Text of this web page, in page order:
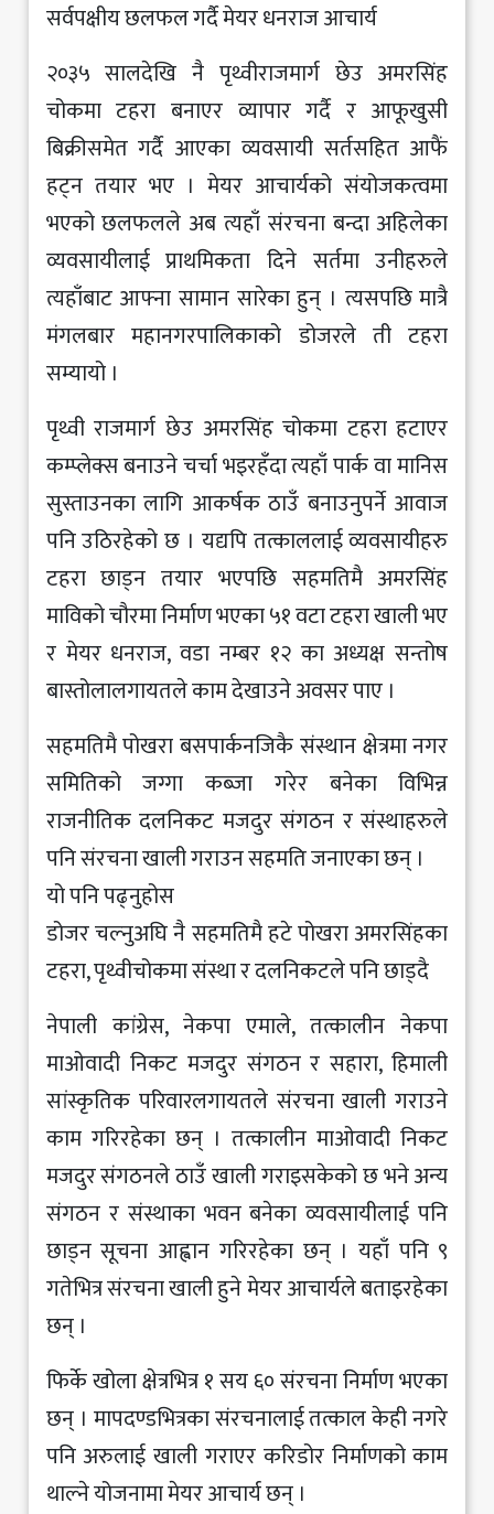
सर्वपक्षीय छलफल गर्दै मेयर धनराज आचार्य
२०३५ सालदेखि नै पृथ्वीराजमार्ग छेउ अमरसिंह
चोकमा टहरा बनाएर व्यापार गर्दै र आफूखुसी
बिक्रीसमेत गर्दै आएका व्यवसायी सर्तसहित आफैं
हट्न तयार भए । मेयर आचार्यको संयोजकत्वमा
भएको छलफलले अब त्यहाँ संरचना बन्दा अहिलेका
व्यवसायीलाई प्राथमिकता दिने सर्तमा उनीहरुले
त्यहाँबाट आफ्ना सामान सारेका हुन् । त्यसपछि मात्रै
मंगलबार महानगरपालिकाको डोजरले ती टहरा
सम्यायो ।
पृथ्वी राजमार्ग छेउ अमरसिंह चोकमा टहरा हटाएर
कम्प्लेक्स बनाउने चर्चा भइरहँदा त्यहाँ पार्क वा मानिस
सुस्ताउनका लागि आकर्षक ठाउँ बनाउनुपर्ने आवाज
पनि उठिरहेको छ । यद्यपि तत्काललाई व्यवसायीहरु
टहरा छाड्न तयार भएपछि सहमतिमै अमरसिंह
माविको चौरमा निर्माण भएका ५१ वटा टहरा खाली भए
र मेयर धनराज, वडा नम्बर १२ का अध्यक्ष सन्तोष
बास्तोलालगायतले काम देखाउने अवसर पाए ।
सहमतिमै पोखरा बसपार्कनजिकै संस्थान क्षेत्रमा नगर
समितिको जग्गा कब्जा गरेर बनेका विभिन्न
राजनीतिक दलनिकट मजदुर संगठन र संस्थाहरुले
पनि संरचना खाली गराउन सहमति जनाएका छन् ।
यो पनि पढ्नुहोस
डोजर चल्नुअघि नै सहमतिमै हटे पोखरा अमरसिंहका
टहरा, पृथ्वीचोकमा संस्था र दलनिकटले पनि छाड्दै
नेपाली कांग्रेस, नेकपा एमाले, तत्कालीन नेकपा
माओवादी निकट मजदुर संगठन र सहारा, हिमाली
सांस्कृतिक परिवारलगायतले संरचना खाली गराउने
काम गरिरहेका छन् । तत्कालीन माओवादी निकट
मजदुर संगठनले ठाउँ खाली गराइसकेको छ भने अन्य
संगठन र संस्थाका भवन बनेका व्यवसायीलाई पनि
छाड्न सूचना आह्वान गरिरहेका छन् । यहाँ पनि ९
गतेभित्र संरचना खाली हुने मेयर आचार्यले बताइरहेका
छन् ।
फिर्के खोला क्षेत्रभित्र १ सय ६० संरचना निर्माण भएका
छन् । मापदण्डभित्रका संरचनालाई तत्काल केही नगरे
पनि अरुलाई खाली गराएर करिडोर निर्माणको काम
थाल्ने योजनामा मेयर आचार्य छन् ।